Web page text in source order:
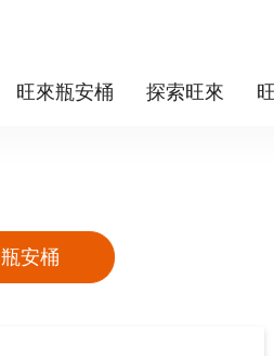
旺來瓶安桶 探索旺來
瓶安桶